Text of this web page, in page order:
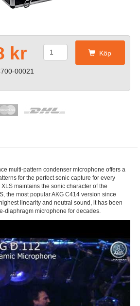
kr Köp
00021
multi-pattern condenser microphone offers a
for the perfect sonic capture for every
maintains the sonic character of the
the most popular AKG C414 version since
linearity and neutral sound, it has been
diaphragm microphone for decades.